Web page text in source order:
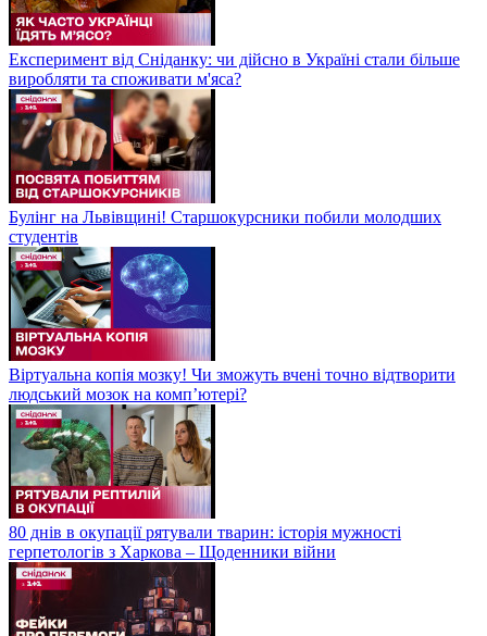
Експеримент від Сніданку: чи дійсно в Україні стали більше
виробляти та споживати м'яса?
Булінг на Львівщині! Старшокурсники побили молодших
студентів
Віртуальна копія мозку! Чи зможуть вчені точно відтворити
людський мозок на компʼютері?
80 днів в окупації рятували тварин: історія мужності
герпетологів з Харкова – Щоденники війни